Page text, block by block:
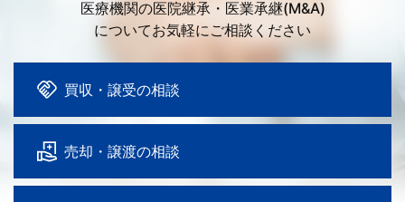
医療機関の医院継承・医業承継(M&A)
についてお気軽にご相談ください
買収・譲受の相談
売却・譲渡の相談